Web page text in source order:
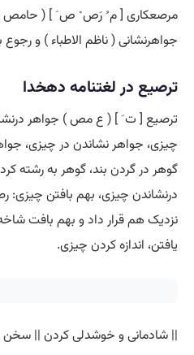
مرصعکاری [ م ُ رَص ْ ص َ ] ( حامص
جواهرنشانی ( ناظم الاطباء ) و
ترصیع در لغتنامه دهخدا
ترصیع [ ت َ ] ( ع مص ) جواهر
چیزی، جواهر نشاندن در چیزی،
گوهر در گردن بند، گوهر به رشته
درنشاندن چیزی، بهم بافتن چیزی:
نزدیک هم قرار داد و بهم بافت شاخه
یافتن، اندازه کردن چیزی.
|| شادمانی و خوشدلی کردن ||